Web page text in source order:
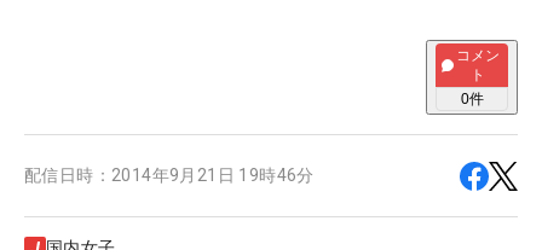
コメン
ト
0件
配信日時： 2014年9月21日 19時46分